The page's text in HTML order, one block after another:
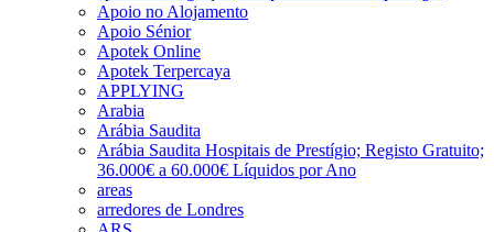
Apoio no Alojamento
Apoio Sénior
Apotek Online
Apotek Terpercaya
APPLYING
Arabia
Arábia Saudita
Arábia Saudita Hospitais de Prestígio; Registo Gratuito;
36.000€ a 60.000€ Líquidos por Ano
areas
arredores de Londres